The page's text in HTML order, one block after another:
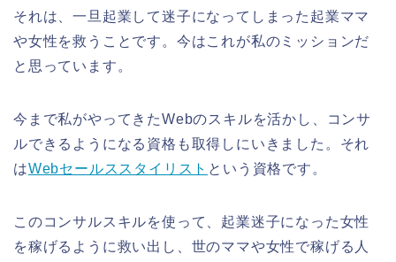
それは、一旦起業して迷子になってしまった起業ママ
や女性を救うことです。今はこれが私のミッションだ
と思っています。
今まで私がやってきたWebのスキルを活かし、コンサ
ルできるようになる資格も取得しにいきました。それ
はWebセールススタイリスト という資格です。
このコンサルスキルを使って、起業迷子になった女性
を稼げるように救い出し、世のママや女性で稼げる人